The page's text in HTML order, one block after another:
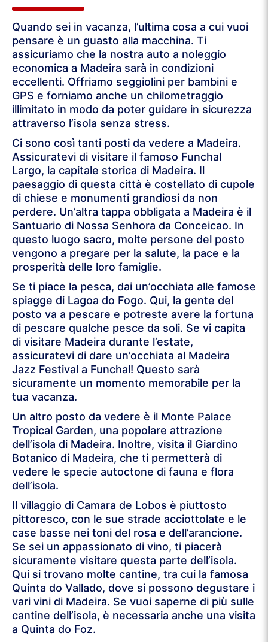
Quando sei in vacanza, l’ultima cosa a cui vuoi
pensare è un guasto alla macchina. Ti
assicuriamo che la nostra auto a noleggio
economica a Madeira sarà in condizioni
eccellenti. Offriamo seggiolini per bambini e
GPS e forniamo anche un chilometraggio
illimitato in modo da poter guidare in sicurezza
attraverso l’isola senza stress.
Ci sono così tanti posti da vedere a Madeira.
Assicuratevi di visitare il famoso Funchal
Largo, la capitale storica di Madeira. Il
paesaggio di questa città è costellato di cupole
di chiese e monumenti grandiosi da non
perdere. Un’altra tappa obbligata a Madeira è il
Santuario di Nossa Senhora da Conceicao. In
questo luogo sacro, molte persone del posto
vengono a pregare per la salute, la pace e la
prosperità delle loro famiglie.
Se ti piace la pesca, dai un’occhiata alle famose
spiagge di Lagoa do Fogo. Qui, la gente del
posto va a pescare e potreste avere la fortuna
di pescare qualche pesce da soli. Se vi capita
di visitare Madeira durante l’estate,
assicuratevi di dare un’occhiata al Madeira
Jazz Festival a Funchal! Questo sarà
sicuramente un momento memorabile per la
tua vacanza.
Un altro posto da vedere è il Monte Palace
Tropical Garden, una popolare attrazione
dell’isola di Madeira. Inoltre, visita il Giardino
Botanico di Madeira, che ti permetterà di
vedere le specie autoctone di fauna e flora
dell’isola.
Il villaggio di Camara de Lobos è piuttosto
pittoresco, con le sue strade acciottolate e le
case basse nei toni del rosa e dell’arancione.
Se sei un appassionato di vino, ti piacerà
sicuramente visitare questa parte dell’isola.
Qui si trovano molte cantine, tra cui la famosa
Quinta do Vallado, dove si possono degustare i
vari vini di Madeira. Se vuoi saperne di più sulle
cantine dell’isola, è necessaria anche una visita
a Quinta do Foz.